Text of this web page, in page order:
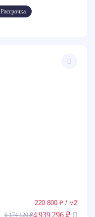
Рассрочка
220 800 ₽ / м2
6 174 120 ₽4 939 296 ₽